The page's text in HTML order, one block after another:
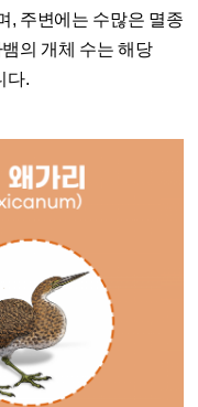
, 주변에는 수많은 멸종
의 개체 수는 해당
다.